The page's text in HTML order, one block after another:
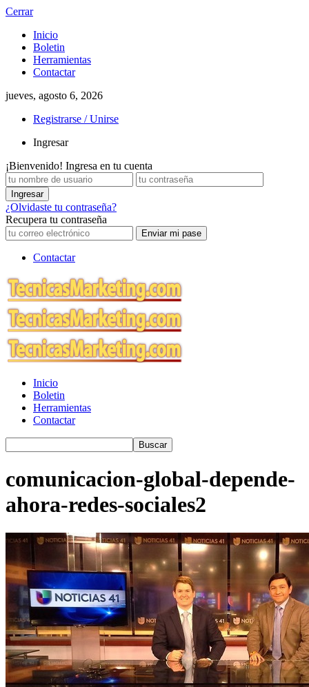
Cerrar
Inicio
Boletin
Herramientas
Contactar
jueves, agosto 6, 2026
Registrarse / Unirse
Ingresar
¡Bienvenido! Ingresa en tu cuenta
¿Olvidaste tu contraseña?
Recupera tu contraseña
Contactar
Inicio
Boletin
Herramientas
Contactar
comunicacion-global-depende-
ahora-redes-sociales2